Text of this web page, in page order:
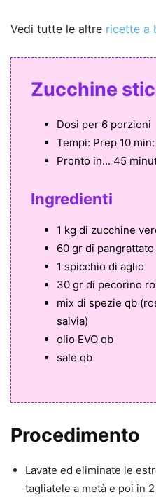
Vedi tutte le altre ricette a
Zucchine
Dosi per 6 porzioni
Tempi: Prep 10
Pronto in... 45
Ingredienti
1 kg di zucchine
60 gr di pangrattato
1 spicchio di aglio
30 gr di pecorino
mix di spezie qb
salvia)
olio EVO qb
sale qb
Procedimento
Lavate ed eliminate le
tagliatele a metà e poi in